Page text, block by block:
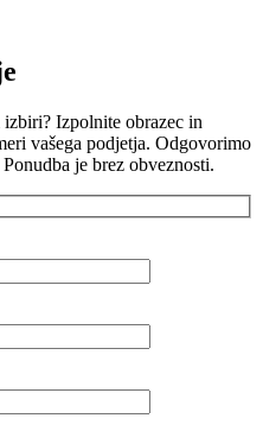
Izpolnite obrazec in
vašega podjetja. Odgovorimo
je brez obveznosti.